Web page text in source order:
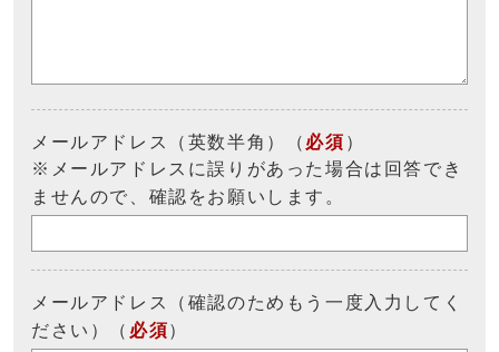
メールアドレス（英数半角）（ 必須 ）
※メールアドレスに誤りがあった場合は回答でき
ませんので、確認をお願いします。
メールアドレス（確認のためもう一度入力してく
ださい）（ 必須）